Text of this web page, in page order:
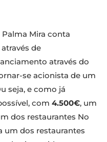
Palma Mira conta
de
através do
se acionista de um
seja, e como já
com 4.500€, um
dos restaurantes No
um dos restaurantes